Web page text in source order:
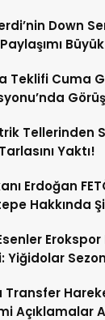
Down
Teklifi Cuma
Tellerinden
Yaktı!
Erdoğan
Hakkında
Erokspor
Yiğidolar
Transfer
Açıklamalar